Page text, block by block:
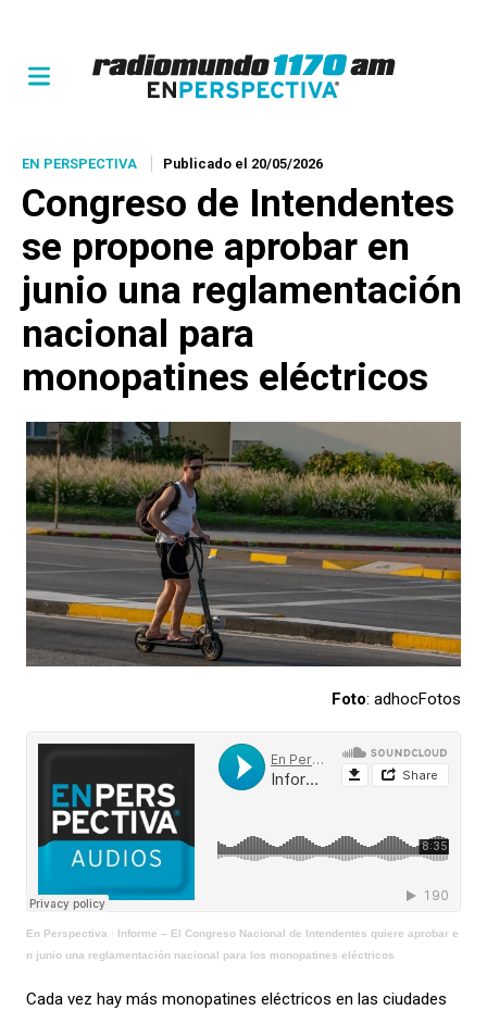
EN PERSPECTIVA Publicado el 20/05/2026
Congreso de Intendentes
se propone aprobar en
junio una reglamentación
nacional para
monopatines eléctricos
Foto: adhocFotos
En Perspectiva · Informe – El Congreso Nacional de Intendentes quiere aprobar e
n junio una reglamentación nacional para los monopatines eléctricos
Cada vez hay más monopatines eléctricos en las ciudades